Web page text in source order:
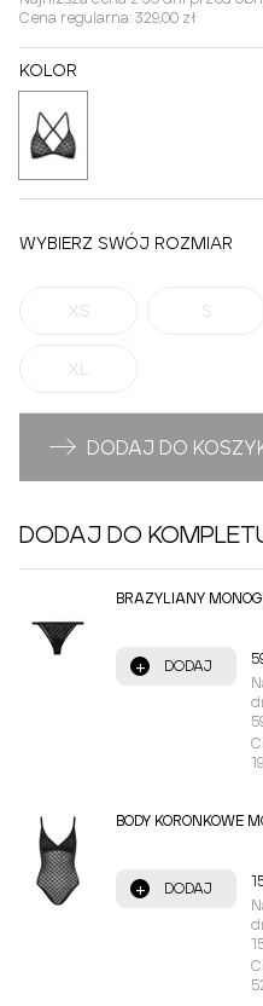
Cena regularna: 329,00 zł
KOLOR
WYBIERZ SWÓJ ROZMIAR
XS S
XL
DODAJ DO
DODAJ DO
BRAZYLIANY
+ DODAJ
BODY KORONKOWE
+ DODAJ